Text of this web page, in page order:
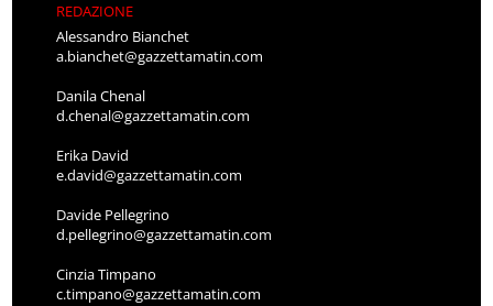
REDAZIONE
Alessandro Bianchet
a.bianchet@gazzettamatin.com
Danila Chenal
d.chenal@gazzettamatin.com
Erika David
e.david@gazzettamatin.com
Davide Pellegrino
d.pellegrino@gazzettamatin.com
Cinzia Timpano
c.timpano@gazzettamatin.com